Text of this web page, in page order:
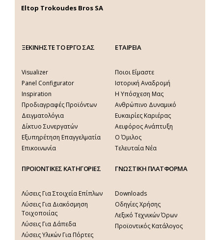
Eltop Trokoudes Bros SA
ΞΕΚΙΝΗΣΤΕ ΤΟ ΕΡΓΟ ΣΑΣ
Visualizer
Panel Configurator
Inspiration
Προδιαγραφές Προϊόντων
Δειγματολόγια
Δίκτυο Συνεργατών
Εξυπηρέτηση Επαγγελματία
Επικοινωνία
ΕΤΑΙΡΕΙΑ
Ποιοι Είμαστε
Ιστορική Αναδρομή
Η Υπόσχεση Μας
Ανθρώπινο Δυναμικό
Ευκαιρίες Καριέρας
Αειφόρος Ανάπτυξη
Ο Όμιλος
Τελευταία Νέα
ΠΡΟΙΟΝΤΙΚΕΣ ΚΑΤΗΓΟΡΙΕΣ
Λύσεις Για Στοιχεία Επίπλων
Λύσεις Για Διακόσμηση
Τοιχοποιίας
Λύσεις Για Δάπεδα
Λύσεις Υλικών Για Πόρτες
ΓΝΩΣΤΙΚΗ ΠΛΑΤΦΟΡΜΑ
Downloads
Οδηγίες Χρήσης
Λεξικό Τεχνικών Όρων
Προϊοντικός Κατάλογος